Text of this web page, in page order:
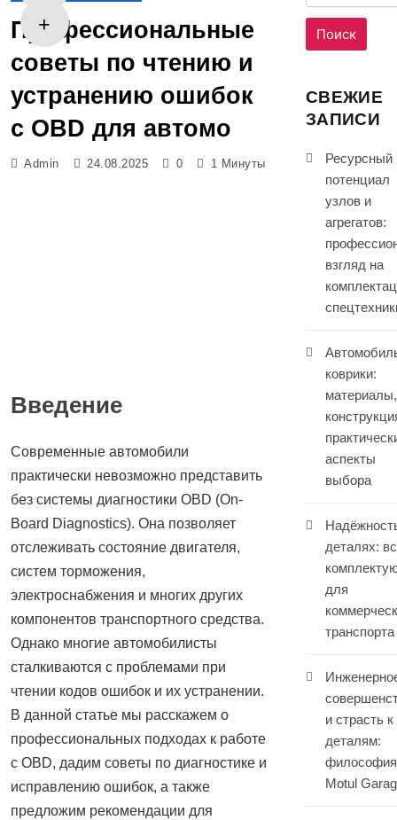
Профессиональные
советы по чтению и
устранению ошибок
с OBD для автомо
Admin 24.08.2025 0 1 Минуты
Введение
Современные автомобили
практически невозможно представить
без системы диагностики OBD (On-
Board Diagnostics). Она позволяет
отслеживать состояние двигателя,
систем торможения,
электроснабжения и многих других
компонентов транспортного средства.
Однако многие автомобилисты
сталкиваются с проблемами при
чтении кодов ошибок и их устранении.
В данной статье мы расскажем о
профессиональных подходах к работе
с OBD, дадим советы по диагностике и
исправлению ошибок, а также
предложим рекомендации для
СВЕЖИЕ
ЗАПИСИ
Ресурсный
потенциал
узлов и
агрегатов:
взгляд на
коврики:
материалы,
аспекты
выбора
деталях:
для
транспорта
и страсть к
деталям:
философия
Motul